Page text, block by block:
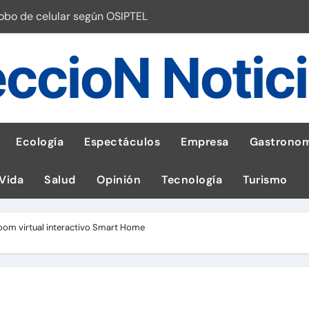
de celular según OSIPTEL
¡Descarga la app de Meridianbet y gana una jugada gratis
inspirado en la fuerza de un volcán
1,600 equipos educativos
por ignorar distancias de seguridad
de GEI en sus operaciones
Ecología Espectáculos Empresa
Salud Opinión Tecnología Turismo
virtual interactivo Smart Home